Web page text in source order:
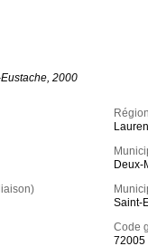
2000
Deux-
Saint-
Code
72005